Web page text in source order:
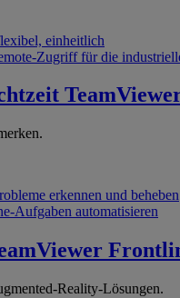
einheitlich
Zugriff für die
erkennen und beheben
Aufgaben automatisieren
Reality-Lösungen.